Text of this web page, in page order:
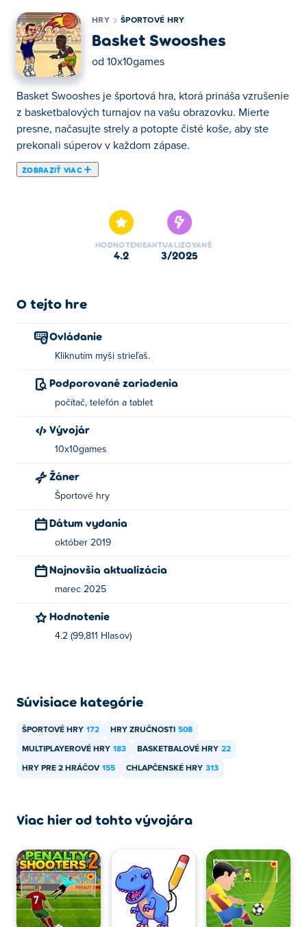
HRY ŠPORTOVÉ HRY
Basket Swooshes
od 10x10games
Basket Swooshes je športová hra, ktorá prináša vzrušenie
z basketbalových turnajov na vašu obrazovku. Mierte
presne, načasujte strely a potopte čisté koše, aby ste
prekonali súperov v každom zápase.
ZOBRAZIŤ VIAC
HODNOTENIE
4.2
AKTUALIZOVANÉ
3/2025
O tejto hre
Ovládanie
Kliknutím myši strieľaš.
Podporované zariadenia
počítač, telefón a tablet
Vývojár
10x10games
Žáner
Športové hry
Dátum vydania
október 2019
Najnovšia aktualizácia
marec 2025
Hodnotenie
4.2 (99,811 Hlasov)
Súvisiace kategórie
ŠPORTOVÉ HRY 172 HRY ZRUČNOSTI 508
MULTIPLAYEROVÉ HRY 183 BASKETBALOVÉ HRY 22
HRY PRE 2 HRÁČOV 155 CHLAPČENSKÉ HRY 313
Viac hier od tohto vývojára